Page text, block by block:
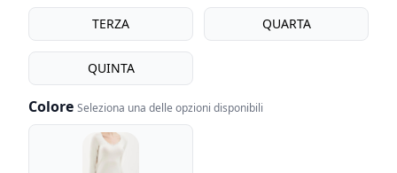
Misura TERZA QUARTA
QUINTA
Colore Seleziona una delle opzioni disponibili
Colore